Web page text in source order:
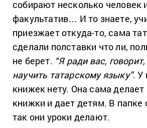
собирают несколько человек
факультатив… И то знаете,
приезжает откуда-то, сама
сделали полставки что ли,
не берет. “Я ради вас,
научить татарскому языку”. У
книжек нету. Она сама делает
книжки и дает детям. В папке
так они уроки делают.